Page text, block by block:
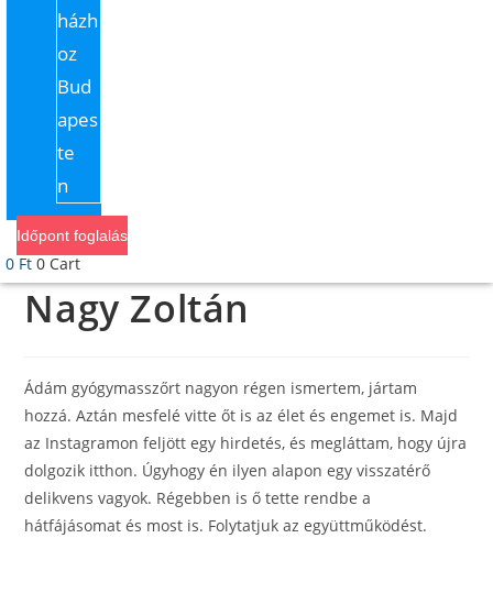
házh
oz
Bud
apes
te
n
Időpont foglalás
0 Ft 0 Cart
Nagy Zoltán
Ádám gyógymasszőrt nagyon régen ismertem, jártam
hozzá. Aztán mesfelé vitte őt is az élet és engemet is. Majd
az Instagramon feljött egy hirdetés, és megláttam, hogy újra
dolgozik itthon. Úgyhogy én ilyen alapon egy visszatérő
delikvens vagyok. Régebben is ő tette rendbe a
hátfájásomat és most is. Folytatjuk az együttműködést.